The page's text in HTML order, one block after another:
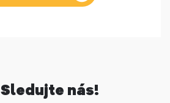
Sledujte nás!